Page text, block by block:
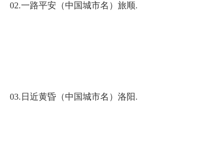
02.一路平安（中国城市名）旅顺.
03.日近黄昏（中国城市名）洛阳.